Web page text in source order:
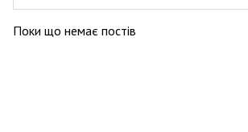
Поки що немає постів